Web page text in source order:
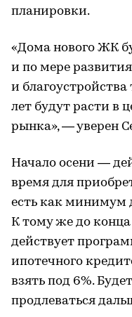
планировки.
«Дома нового ЖК
и по мере
и
лет будут расти в
рынка», — уверен
Начало осени —
время для
есть как минимум
К тому же до
действует
ипотечного
взять под 6%.
продлеваться